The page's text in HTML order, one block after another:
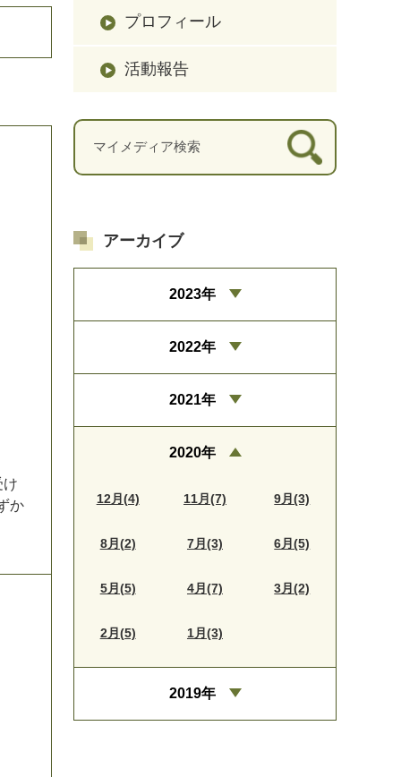
け
か
プロフィール
活動報告
アーカイブ
2023年
2022年
2021年
2020年
12月(4) 11月(7) 9月(3)
8月(2) 7月(3) 6月(5)
5月(5) 4月(7) 3月(2)
2月(5) 1月(3)
2019年